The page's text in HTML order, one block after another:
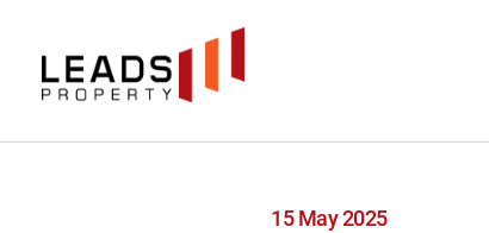
15 May 2025